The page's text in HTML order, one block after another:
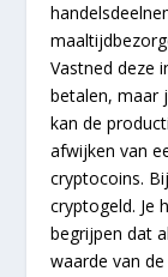
Vastned deze
betalen, maar
kan de
afwijken van
cryptocoins.
cryptogeld. Je
begrijpen dat
waarde van